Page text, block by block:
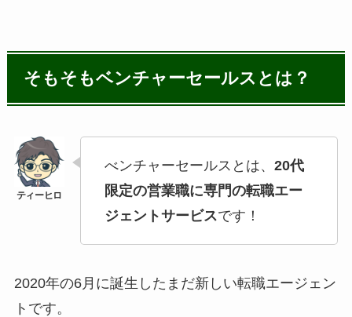
そもそもベンチャーセールスとは？
べンチャーセールスとは、 20代
限定の営業職に専門の転職エー
ジェントサービスです！
2020年の6月に誕生したまだ新しい転職エージェン
トです。